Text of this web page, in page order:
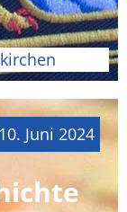
10. Juni 2024